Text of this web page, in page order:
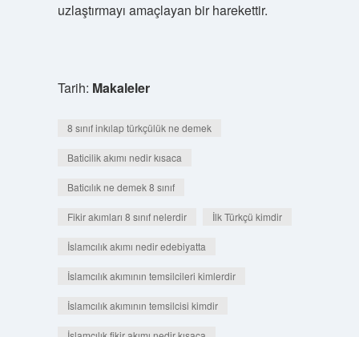
uzlaştırmayı amaçlayan bir harekettir.
Tarih: Makaleler
8 sınıf inkılap türkçülük ne demek
Baticilik akımı nedir kısaca
Baticılık ne demek 8 sınıf
Fikir akımları 8 sınıf nelerdir İlk Türkçü kimdir
İslamcılık akımı nedir edebiyatta
İslamcılık akımının temsilcileri kimlerdir
İslamcılık akımının temsilcisi kimdir